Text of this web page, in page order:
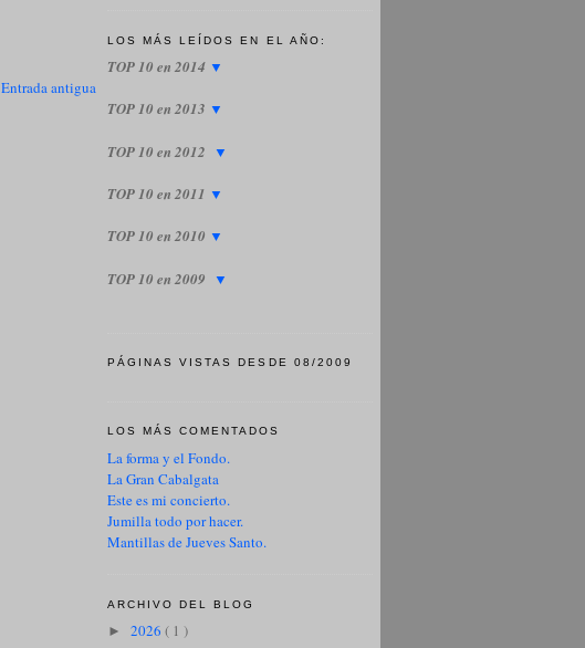
Entrada antigua
LOS MÁS LEÍDOS EN EL AÑO:
TOP 10 en 2014 ▼
TOP 10 en 2013 ▼
TOP 10 en 2012 ▼
TOP 10 en 2011 ▼
TOP 10 en 2010 ▼
TOP 10 en 2009 ▼
PÁGINAS VISTAS DESDE 08/2009
LOS MÁS COMENTADOS
La forma y el Fondo.
La Gran Cabalgata
Este es mi concierto.
Jumilla todo por hacer.
Mantillas de Jueves Santo.
ARCHIVO DEL BLOG
► 2026 ( 1 )